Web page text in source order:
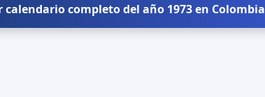
calendario completo del año 1973 en Colombia